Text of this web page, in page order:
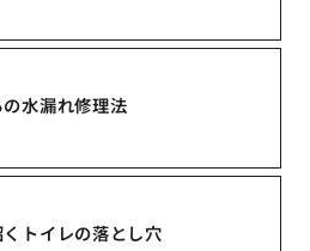
水漏れ修理法
トイレの落とし穴